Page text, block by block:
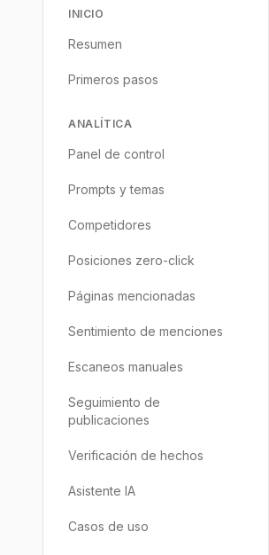
INICIO
Resumen
Primeros pasos
ANALÍTICA
Panel de control
Prompts y temas
Competidores
Posiciones zero-click
Páginas mencionadas
Sentimiento de menciones
Escaneos manuales
Seguimiento de
publicaciones
Verificación de hechos
Asistente IA
Casos de uso